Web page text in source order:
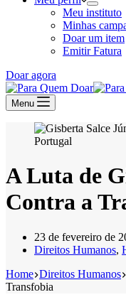
Meu instituto
Minhas
Doar um item
Emitir Fatura
Doar agora
Menu
A Luta de
Contra a
23 de fevereiro de
Direitos Humanos,
Home Direitos Humanos
Transfobia